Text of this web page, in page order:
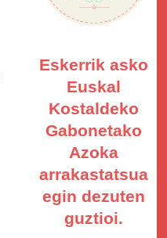
Eskerrik asko
Euskal
Kostaldeko
Gabonetako
Azoka
arrakastatsua
egin dezuten
guztioi.